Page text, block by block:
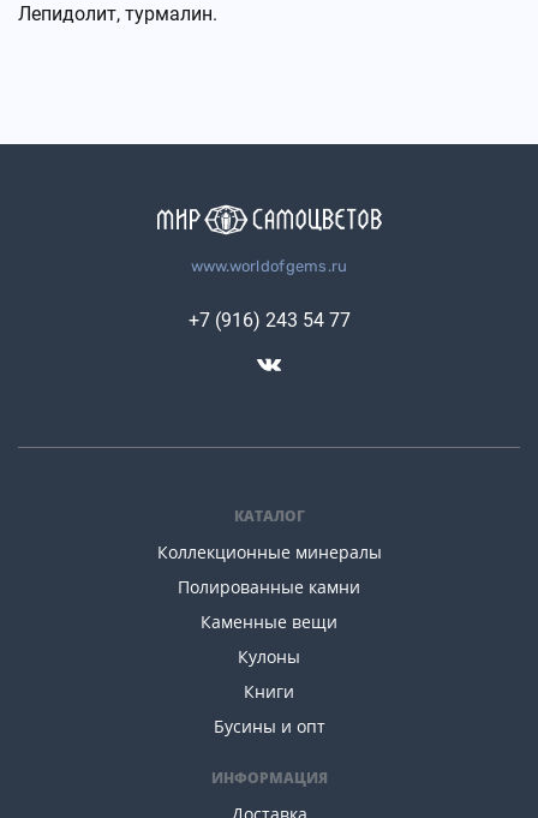
Лепидолит, турмалин.
www.worldofgems.ru
КАТАЛОГ
Коллекционные минералы
Полированные камни
Каменные вещи
Кулоны
Книги
Бусины и опт
ИНФОРМАЦИЯ
+7 (916) 243 54 77